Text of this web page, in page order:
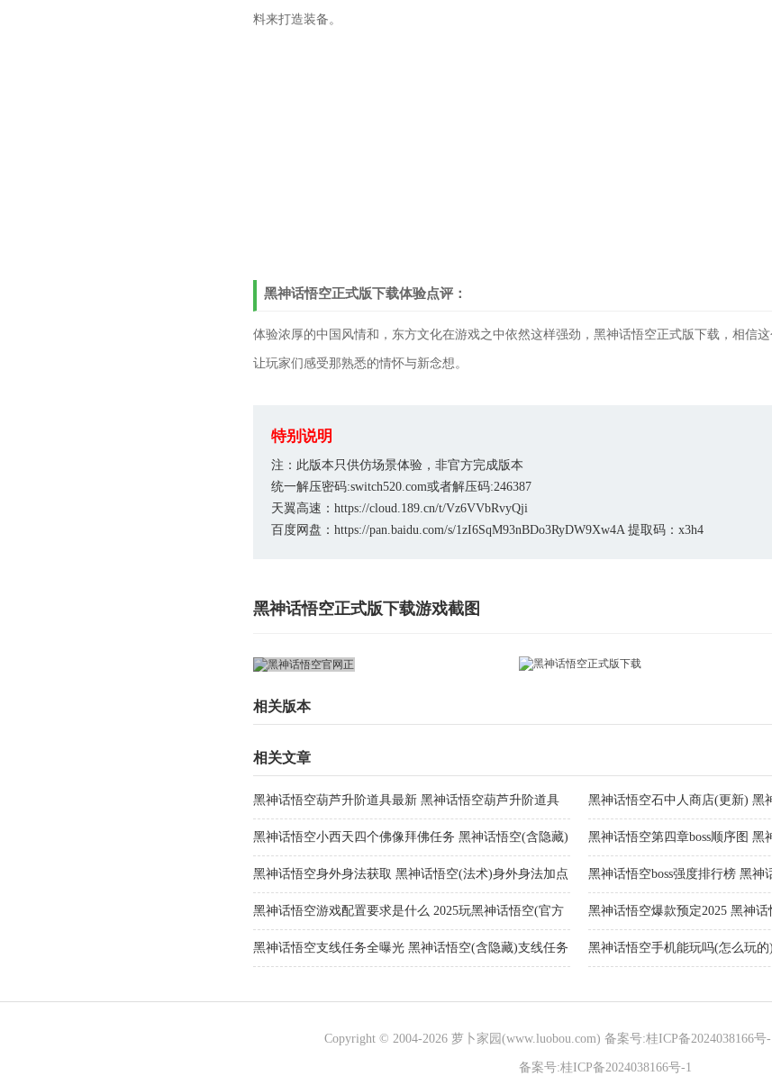
料来打造装备。
黑神话悟空正式版下载体验点评：
体验浓厚的中国风情和，东方文化在游戏之中依然这样强劲，黑神话悟空正式版下载，相信
让玩家们感受那熟悉的情怀与新念想。
特别说明
注：此版本只供仿场景体验，非官方完成版本
统一解压密码:switch520.com或者解压码:246387
天翼高速：https://cloud.189.cn/t/Vz6VVbRvyQji
百度网盘：https://pan.baidu.com/s/1zI6SqM93nBDo3RyDW9Xw4A 提取码：x3h4
黑神话悟空正式版下载游戏截图
相关版本
相关文章
黑神话悟空葫芦升阶道具最新 黑神话悟空葫芦升阶道具
材料一览
黑神话悟空石中人商店(更新) 黑
攻略
黑神话悟空小西天四个佛像拜佛任务 黑神话悟空(含隐藏)
小西天四个佛像位置分享
黑神话悟空第四章boss顺序图
boss顺序攻略大全
黑神话悟空身外身法获取 黑神话悟空(法术)身外身法加点
攻略
黑神话悟空boss强度排行榜 黑神
榜最新
黑神话悟空游戏配置要求是什么 2025玩黑神话悟空(官方
的)游戏配置要求推荐
黑神话悟空爆款预定2025 黑神
定售价一览
黑神话悟空支线任务全曝光 黑神话悟空(含隐藏)支线任务 黑神话悟空手机能玩吗(怎么玩
Copyright © 2004-2026 萝卜家园(www.luobou.com) 备案号:桂ICP备2024038166号-
备案号:桂ICP备2024038166号-1